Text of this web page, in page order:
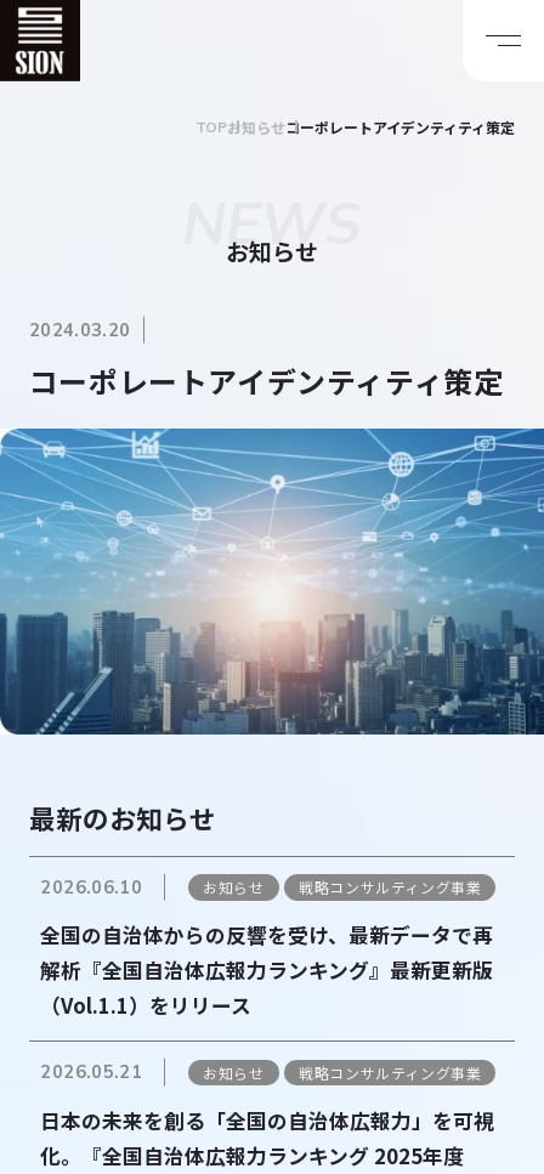
TOPお知らせコーポレートアイデンティティ策定
NEWS
お知らせ
2024.03.20
コーポレートアイデンティティ策定
最新のお知らせ
2026.06.10 お知らせ 戦略コンサルティング事業
全国の自治体からの反響を受け、最新データで再
解析『全国自治体広報力ランキング』最新更新版
（Vol.1.1）をリリース
2026.05.21 お知らせ 戦略コンサルティング事業
日本の未来を創る「全国の自治体広報力」を可視
化。『全国自治体広報力ランキング 2025年度